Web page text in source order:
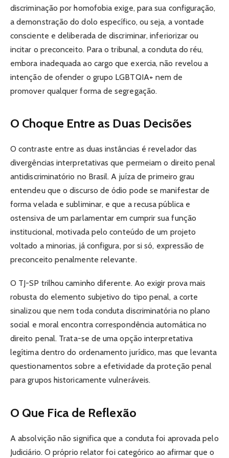
discriminação por homofobia exige, para sua configuração,
a demonstração do dolo específico, ou seja, a vontade
consciente e deliberada de discriminar, inferiorizar ou
incitar o preconceito. Para o tribunal, a conduta do réu,
embora inadequada ao cargo que exercia, não revelou a
intenção de ofender o grupo LGBTQIA+ nem de
promover qualquer forma de segregação.
O Choque Entre as Duas Decisões
O contraste entre as duas instâncias é revelador das
divergências interpretativas que permeiam o direito penal
antidiscriminatório no Brasil. A juíza de primeiro grau
entendeu que o discurso de ódio pode se manifestar de
forma velada e subliminar, e que a recusa pública e
ostensiva de um parlamentar em cumprir sua função
institucional, motivada pelo conteúdo de um projeto
voltado a minorias, já configura, por si só, expressão de
preconceito penalmente relevante.
O TJ-SP trilhou caminho diferente. Ao exigir prova mais
robusta do elemento subjetivo do tipo penal, a corte
sinalizou que nem toda conduta discriminatória no plano
social e moral encontra correspondência automática no
direito penal. Trata-se de uma opção interpretativa
legítima dentro do ordenamento jurídico, mas que levanta
questionamentos sobre a efetividade da proteção penal
para grupos historicamente vulneráveis.
O Que Fica de Reflexão
A absolvição não significa que a conduta foi aprovada pelo
Judiciário. O próprio relator foi categórico ao afirmar que o